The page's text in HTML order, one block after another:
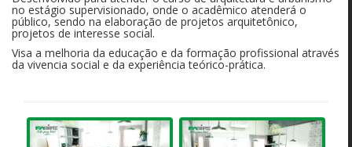
no estágio supervisionado, onde o acadêmico atenderá o
público, sendo na elaboração de projetos arquitetônico,
projetos de interesse social.
Visa a melhoria da educação e da formação profissional através
da vivencia social e da experiência teórico-prática.